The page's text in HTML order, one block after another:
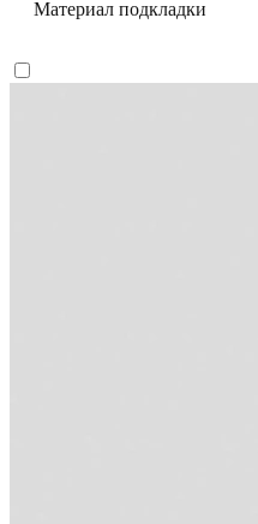
Материал подкладки